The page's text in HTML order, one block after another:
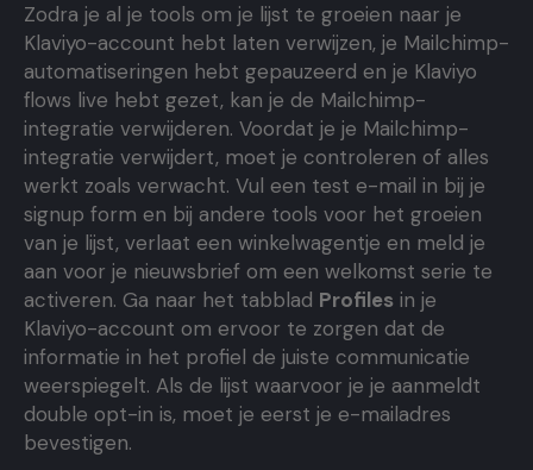
Zodra je al je tools om je lijst te groeien naar je
Klaviyo-account hebt laten verwijzen, je Mailchimp-
automatiseringen hebt gepauzeerd en je Klaviyo
flows live hebt gezet, kan je de Mailchimp-
integratie verwijderen. Voordat je je Mailchimp-
integratie verwijdert, moet je controleren of alles
werkt zoals verwacht. Vul een test e-mail in bij je
signup form en bij andere tools voor het groeien
van je lijst, verlaat een winkelwagentje en meld je
aan voor je nieuwsbrief om een ​​welkomst serie te
activeren. Ga naar het tabblad Profiles in je
Klaviyo-account om ervoor te zorgen dat de
informatie in het profiel de juiste communicatie
weerspiegelt. Als de lijst waarvoor je je aanmeldt
double opt-in is, moet je eerst je e-mailadres
bevestigen.